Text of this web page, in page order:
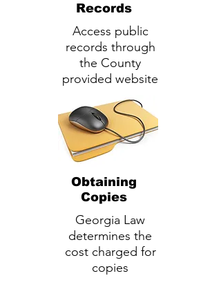
Records
Access public
records through
the County
provided website
Obtaining
Copies
Georgia Law
determines the
cost charged for
copies